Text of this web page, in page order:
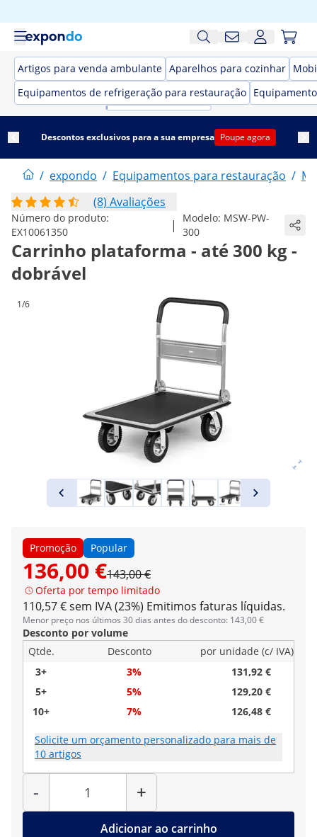
Artigos para venda ambulante Aparelhos para cozinhar
Equipamentos de refrigeração para restauração
Descontos exclusivos para a sua empresa Poupe agora
/ expondo / Equipamentos para restauração /
(8) Avaliações
Número do produto:
EX10061350
| Modelo: MSW-PW-
300
Carrinho plataforma - até 300 kg -
dobrável
1/6
Promoção Popular
136,00 €143,00 €
Oferta por tempo limitado
110,57 € sem IVA (23%) Emitimos faturas líquidas.
Menor preço nos últimos 30 dias antes do desconto: 143,00 €
Desconto por volume
Qtde.
Desconto
por unidade (c/ IVA)
3+
3%
131,92 €
5+
5%
129,20 €
10+
7% 126,48 €
Solicite um orçamento personalizado para mais de
10 artigos
-
Quantidade
+
Adicionar ao carrinho